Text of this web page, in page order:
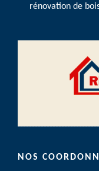
rénovation de
NOS